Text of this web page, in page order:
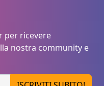
per ricevere
nostra community e